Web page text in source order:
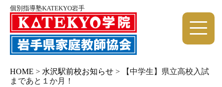
個別指導塾KATEKYO岩手
HOME > 水沢駅前校お知らせ >
【中学生】県立高校入試
まであと１か月！